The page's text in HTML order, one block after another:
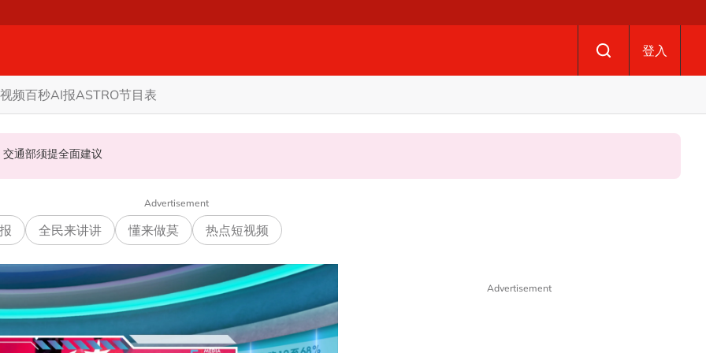
登入
视频百秒AI报ASTRO节目表
打脸
令强化机场安全防线 内政部、交通部须提全面建议
值得探讨
Advertisement
全民来讲讲 懂来做莫 热点短视频
Advertisement